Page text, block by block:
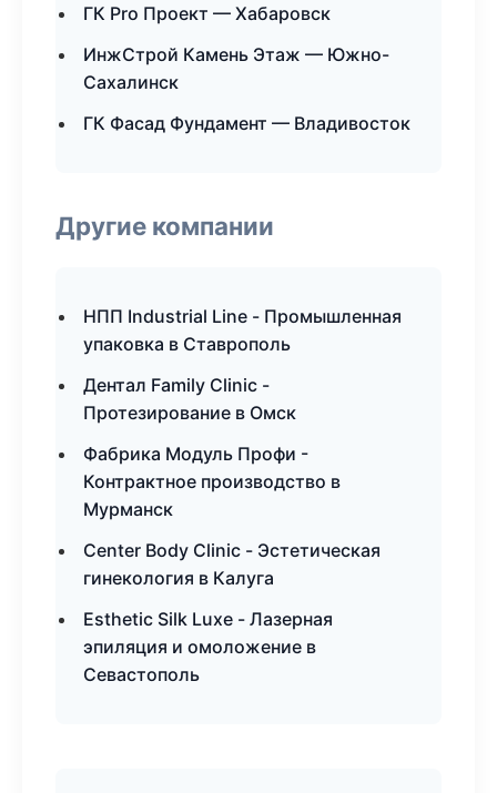
ГК Pro Проект — Хабаровск
ИнжСтрой Камень Этаж — Южно-
Сахалинск
ГК Фасад Фундамент — Владивосток
Другие компании
НПП Industrial Line - Промышленная
упаковка в Ставрополь
Дентал Family Clinic -
Протезирование в Омск
Фабрика Модуль Профи -
Контрактное производство в
Мурманск
Center Body Clinic - Эстетическая
гинекология в Калуга
Esthetic Silk Luxe - Лазерная
эпиляция и омоложение в
Севастополь